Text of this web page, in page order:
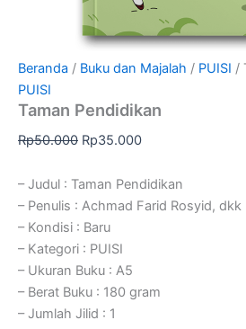
Beranda / Buku dan Majalah / PUISI /
PUISI
Taman Pendidikan
Rp50.000 Rp35.000
– Judul : Taman Pendidikan
– Penulis : Achmad Farid Rosyid, dkk
– Kondisi : Baru
– Kategori : PUISI
– Ukuran Buku : A5
– Berat Buku : 180 gram
– Jumlah Jilid : 1